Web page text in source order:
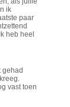
ik
paar
heb heel
gehad
vast toen